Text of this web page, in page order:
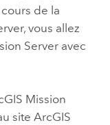
de la
, vous allez
Serveravec
Mission
site ArcGIS